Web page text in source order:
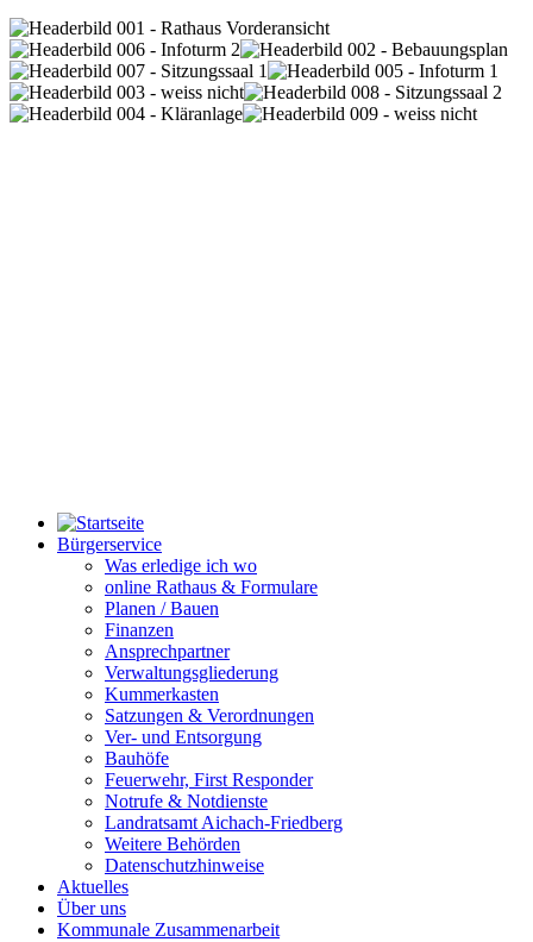
Bürgerservice
Was erledige ich wo
online Rathaus & Formulare
Planen / Bauen
Finanzen
Ansprechpartner
Verwaltungsgliederung
Kummerkasten
Satzungen & Verordnungen
Ver- und Entsorgung
Bauhöfe
Feuerwehr, First Responder
Notrufe & Notdienste
Landratsamt Aichach-Friedberg
Weitere Behörden
Datenschutzhinweise
Aktuelles
Über uns
Kommunale Zusammenarbeit